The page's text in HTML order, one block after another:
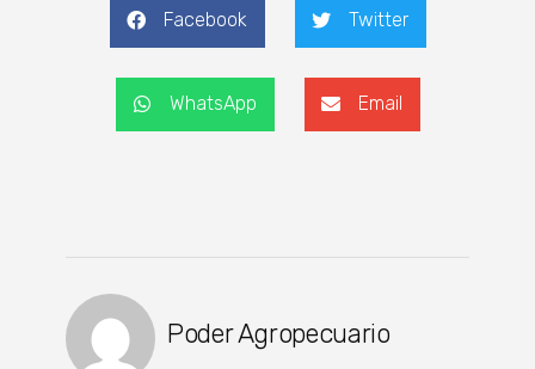
Facebook Twitter
WhatsApp Email
Poder Agropecuario